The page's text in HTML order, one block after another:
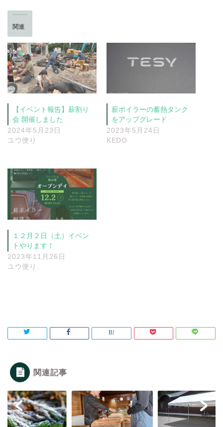
関連
【イベント報告】薪割り
会 開催しました
2024年5月23日
ユウ便り
薪ボイラーの蓄熱タンク
をアップグレード
2023年5月24日
KEDO
１２月２日（土）イベン
トやります！
2023年11月26日
ユウ便り
関連記事